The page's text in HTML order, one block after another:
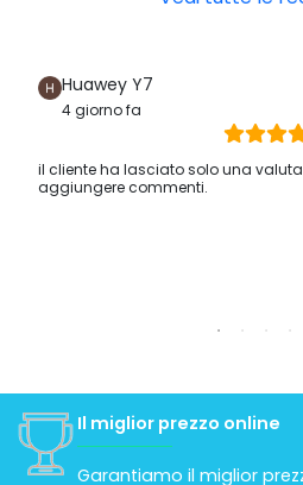
Huawey Y7
4 giorno fa
il cliente ha lasciato solo una
aggiungere commenti.
Il miglior prezzo online
Garantiamo il miglior